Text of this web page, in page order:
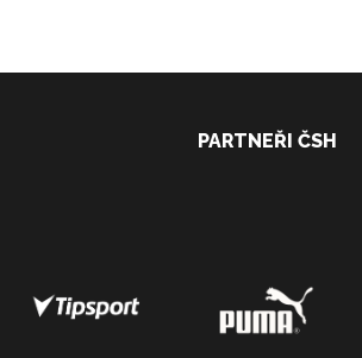
PARTNEŘI ČSH